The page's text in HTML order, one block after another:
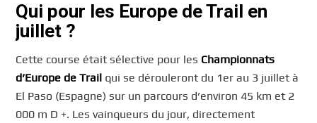
Qui pour les Europe de Trail en
juillet ?
Cette course était sélective pour les Championnats
d’Europe de Trail qui se dérouleront du 1er au 3 juillet à
El Paso (Espagne) sur un parcours d’environ 45 km et 2
000 m D +. Les vainqueurs du jour, directement